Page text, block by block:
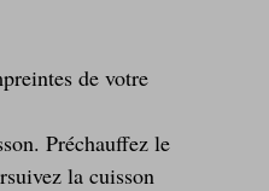
de votre
Préchauffez le
la cuisson